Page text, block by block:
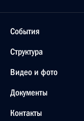
События
Структура
Видео и фото
Документы
Контакты